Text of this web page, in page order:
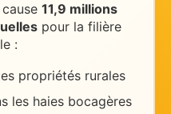
11,9 millions
pour la filière
:
propriétés rurales
les haies bocagères